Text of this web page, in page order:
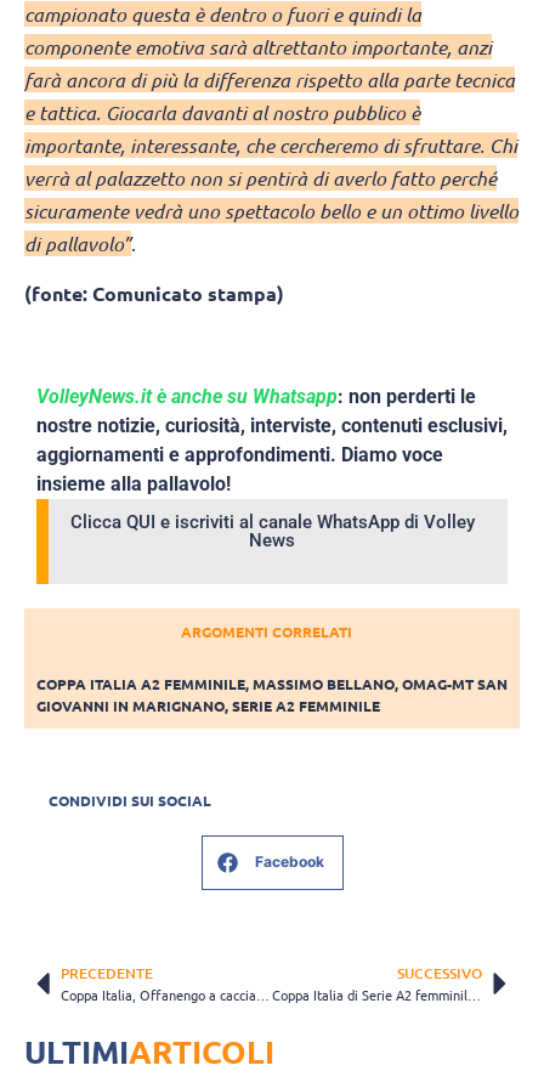
campionato questa è dentro o fuori e quindi la
componente emotiva sarà altrettanto importante, anzi
farà ancora di più la differenza rispetto alla parte tecnica
e tattica. Giocarla davanti al nostro pubblico è
importante, interessante, che cercheremo di sfruttare. Chi
verrà al palazzetto non si pentirà di averlo fatto perché
sicuramente vedrà uno spettacolo bello e un ottimo livello
di pallavolo”.
(fonte: Comunicato stampa)
VolleyNews.it è anche su Whatsapp: non perderti le
nostre notizie, curiosità, interviste, contenuti esclusivi,
aggiornamenti e approfondimenti. Diamo voce
insieme alla pallavolo!
Clicca QUI e iscriviti al canale WhatsApp di Volley
News
ARGOMENTI CORRELATI
COPPA ITALIA A2 FEMMINILE,MASSIMO BELLANO,OMAG-MT SAN
GIOVANNI IN MARIGNANO,SERIE A2 FEMMINILE
CONDIVIDI SUI SOCIAL
Facebook
PRECEDENTE SUCCESSIVO
ULTIMIARTICOLI